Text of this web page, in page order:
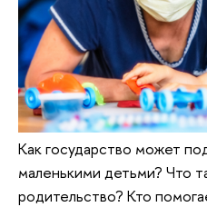
Как государство может
маленькими детьми? Что
родительство? Кто